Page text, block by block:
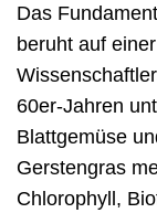
Das
beruht auf
60er-Jahren
Blattgemüse
Gerstengras
Chlorophyll,